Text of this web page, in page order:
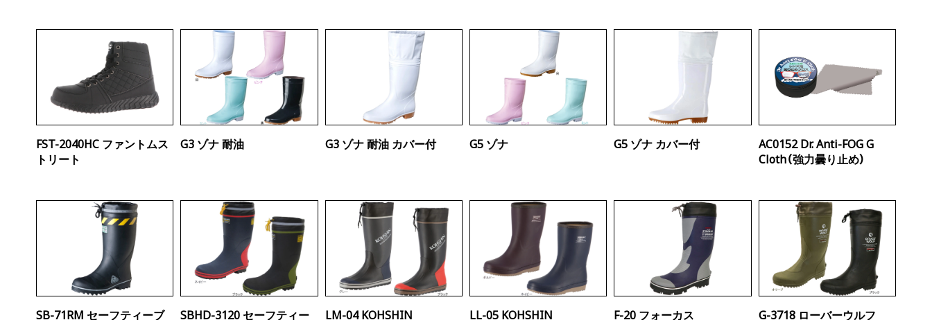
FST-2040HC ファントムス
トリート
G3 ゾナ 耐油 G3 ゾナ 耐油 カバー付 G5 ゾナ G5 ゾナ カバー付
AC0152 Dr. Anti-FOG G
Cloth（強力曇り止め）
SB-71RM セーフティーブ
SBHD-3120 セーフティー
LM-04 KOHSHIN LL-05 KOHSHIN F-20 フォーカス G-3718 ローバーウルフ